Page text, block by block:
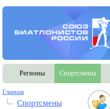
Регионы Спортсмены
Главная
Спортсмены